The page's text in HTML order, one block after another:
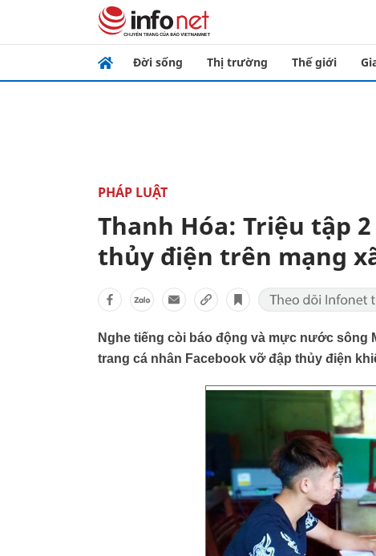
Đời sống Thị trường Thế giới
PHÁP LUẬT
Thanh Hóa: Triệu tập
thủy điện trên mạng
Nghe tiếng còi báo động và mực nước sông
trang cá nhân Facebook vỡ đập thủy điện